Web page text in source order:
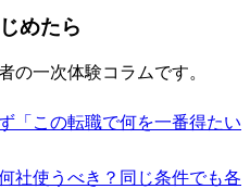
めたら
の一次体験コラムです。
「この転職で何を一番得たい
社使うべき？ 同じ条件でも各